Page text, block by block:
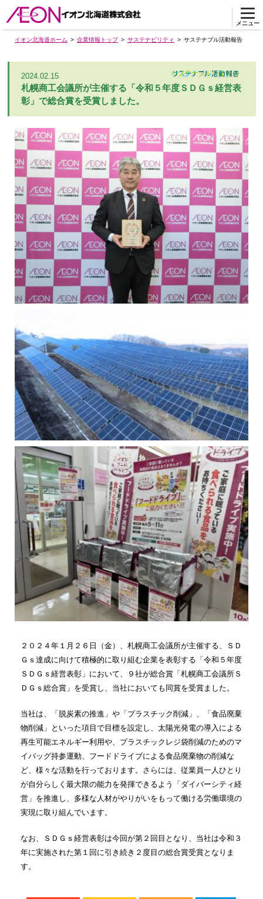
メニュー
イオン北海道ホーム 企業情報トップ サステナビリティ サステナブル活動報告
2024.02.15
札幌商工会議所が主催する「令和５年度ＳＤＧｓ経営表
彰」で総合賞を受賞しました。
２０２４年１月２６日（金）、札幌商工会議所が主催する、ＳＤ
Ｇｓ達成に向けて積極的に取り組む企業を表彰する「令和５年度
ＳＤＧｓ経営表彰」において、９社が総合賞「札幌商工会議所Ｓ
ＤＧｓ総合賞」を受賞し、当社においても同賞を受賞ました。
当社は、「脱炭素の推進」や「プラスチック削減」、「食品廃棄
物削減」といった項目で目標を設定し、太陽光発電の導入による
再生可能エネルギー利用や、プラスチックレジ袋削減のためのマ
イバッグ持参運動、フードドライブによる食品廃棄物の削減な
ど、様々な活動を行っております。さらには、従業員一人ひとり
が自分らしく最大限の能力を発揮できるよう「ダイバーシティ経
営」を推進し、多様な人材がやりがいをもって働ける労働環境の
実現に取り組んでいます。
なお、ＳＤＧｓ経営表彰は今回が第２回目となり、当社は令和３
年に実施された第１回に引き続き２度目の総合賞受賞となりま
す。